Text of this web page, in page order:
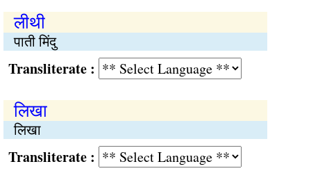
लीथी
पाती मिंदु
:
लिखा
लिखा
: